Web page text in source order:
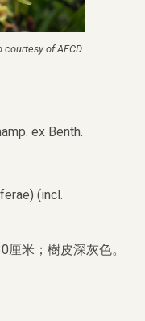
of AFCD
ex Benth.
(incl.
厘米；樹皮深灰色。